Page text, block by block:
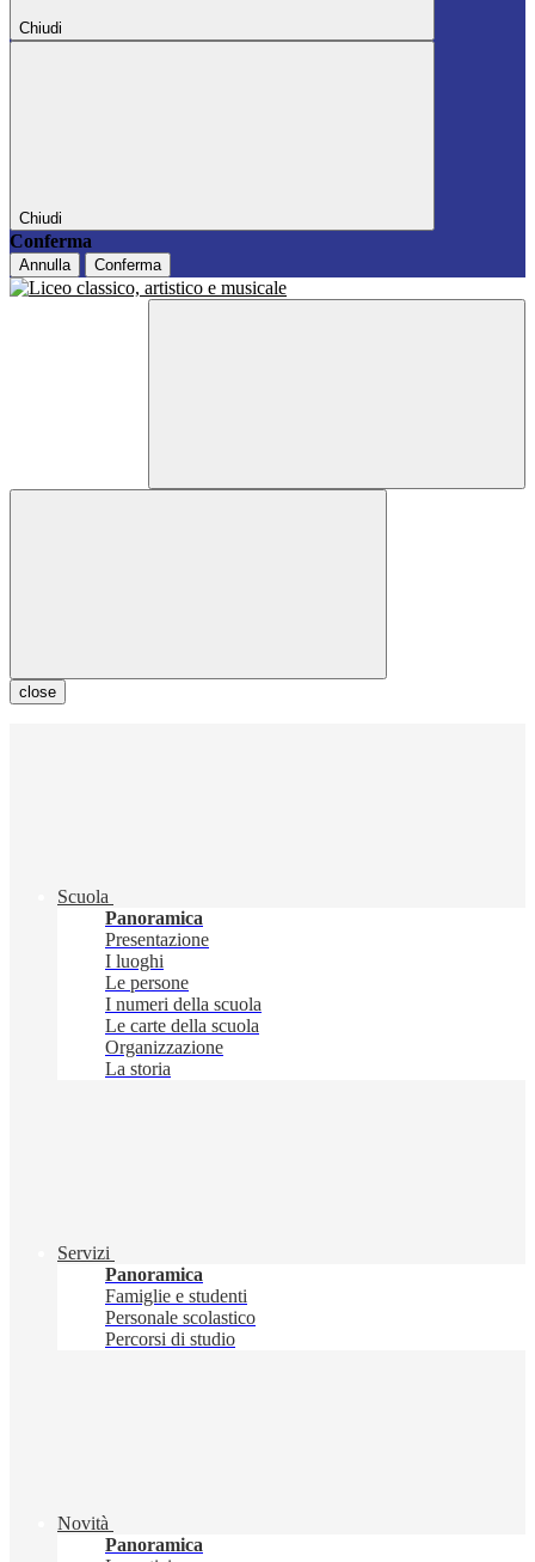
Chiudi
Chiudi
Conferma
Annulla Conferma
close
Scuola
Panoramica
Presentazione
I luoghi
Le persone
I numeri della scuola
Le carte della scuola
Organizzazione
La storia
Servizi
Panoramica
Famiglie e studenti
Personale scolastico
Percorsi di studio
Novità
Panoramica